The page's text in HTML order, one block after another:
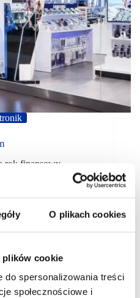
O plikach cookies
plików cookie
spersonalizowania treści
społecznościowe i
rok finansowy
rok obrachunkowy
8,762 mln zł
o 1 479…